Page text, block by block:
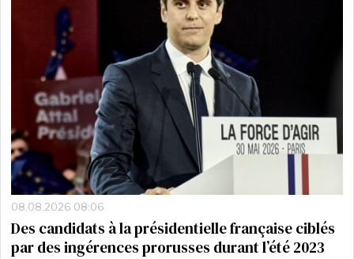
08.08.2026 08:06
Des candidats à la présidentielle française ciblés
par des ingérences prorusses durant l’été 2023